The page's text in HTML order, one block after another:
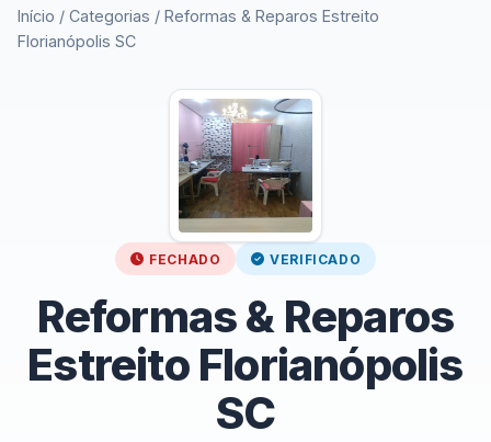
Início / Categorias / Reformas & Reparos Estreito
Florianópolis SC
FECHADO VERIFICADO
Reformas & Reparos
Estreito Florianópolis
SC